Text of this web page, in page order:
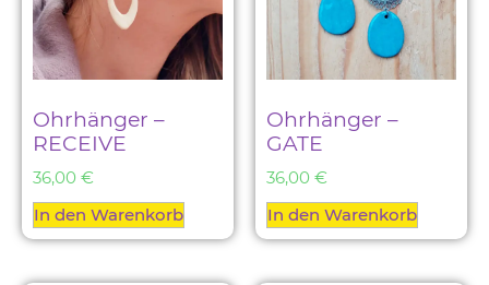
Ohrhänger –
RECEIVE
36,00 €
In den Warenkorb
Ohrhänger –
GATE
36,00 €
In den Warenkorb